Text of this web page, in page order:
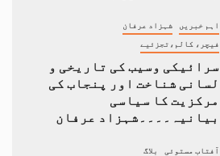
اہم خبریں شہزاد عرفان
فیچر، کالم،تجزئیے
سرائیکی وسیب کی تاریخی و
لسانی شناخت اور پنجاب کی
مرکزیت کا سیاسی
بیانیہ۔۔۔۔شہزاد عرفان
آفتاب مستوئی بلاگ